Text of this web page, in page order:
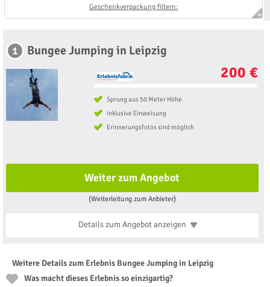
Geschenkverpackung filtern:
1 Bungee Jumping in Leipzig
200 €
Sprung aus 50 Meter Höhe
inklusive Einweisung
Erinnerungsfotos sind möglich
Weiter zum Angebot
(Weiterleitung zum Anbieter)
Details zum Angebotanzeigen
Weitere Details zum Erlebnis Bungee Jumping in Leipzig
Was macht dieses Erlebnis so einzigartig?